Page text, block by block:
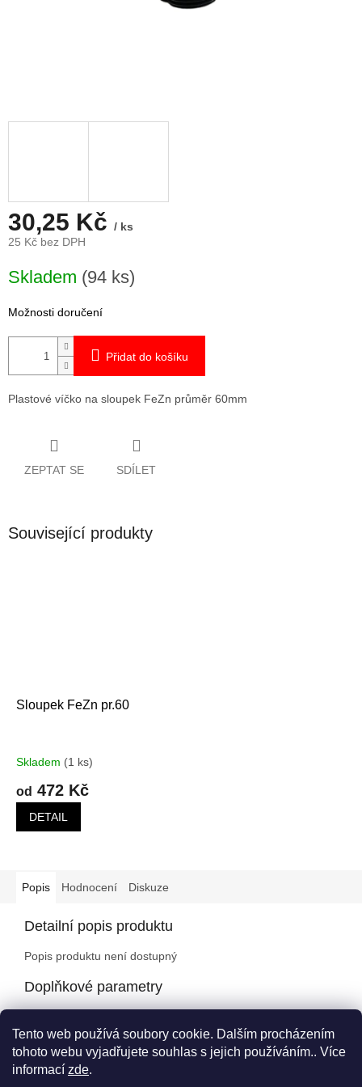
Tento web používá soubory cookie. Dalším procházením
tohoto webu vyjadřujete souhlas s jejich používáním.. Více
informací zde.
30,25 Kč / ks
25 Kč bez DPH
cena:
Skladem (94 ks)
Možnosti doručení
Přidat do košíku
Plastové víčko na sloupek FeZn průměr 60mm
ZEPTAT SE SDÍLET
Související produkty
Sloupek FeZn pr.60
Skladem (1 ks)
od 472 Kč
DETAIL
Popis Hodnocení Diskuze
Detailní popis produktu
Popis produktu není dostupný
Doplňkové parametry
Záruka: 2 roky